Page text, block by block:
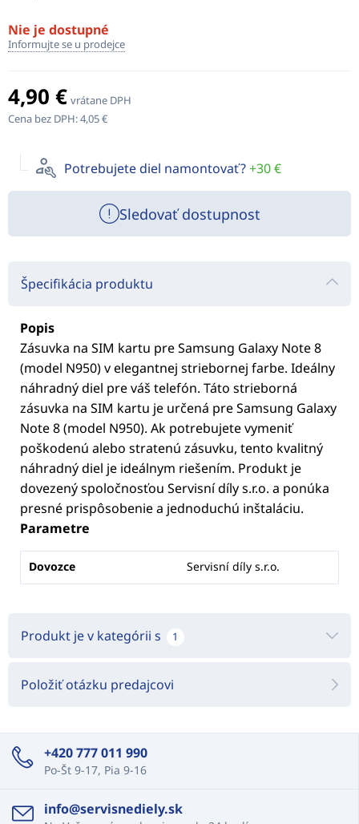
Nie je dostupné
Informujte se u prodejce
4,90 € vrátane DPH
Cena bez DPH:4,05 €
Potrebujete diel namontovať?+30 €
Sledovať dostupnost
Špecifikácia produktu
Popis
Zásuvka na SIM kartu pre Samsung Galaxy Note 8
(model N950) v elegantnej striebornej farbe. Ideálny
náhradný diel pre váš telefón. Táto strieborná
zásuvka na SIM kartu je určená pre Samsung Galaxy
Note 8 (model N950). Ak potrebujete vymeniť
poškodenú alebo stratenú zásuvku, tento kvalitný
náhradný diel je ideálnym riešením. Produkt je
dovezený spoločnosťou Servisní díly s.r.o. a ponúka
presné prispôsobenie a jednoduchú inštaláciu.
Parametre
Dovozce Servisní díly s.r.o.
Produkt je v kategórii s 1
Položiť otázku predajcovi
+420 777 011 990
Po-Št 9-17, Pia 9-16
info@servisnediely.sk